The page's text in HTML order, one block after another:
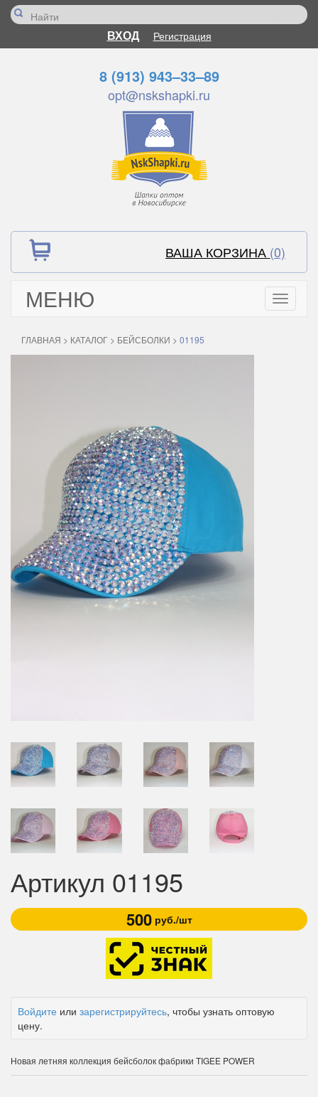
ВХОД Регистрация
8 (913) 943–33–89
opt@nskshapki.ru
ВАША КОРЗИНА (0)
МЕНЮ
Toggle
ГЛАВНАЯ > КАТАЛОГ > БЕЙСБОЛКИ > 01195
Артикул 01195
500руб./шт
Войдите или зарегистрируйтесь, чтобы узнать оптовую
цену.
Новая летняя коллекция бейсболок фабрики TIGEE POWER